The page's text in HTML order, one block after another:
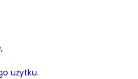
użytku.